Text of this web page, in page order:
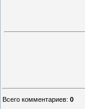
Всего комментариев: 0